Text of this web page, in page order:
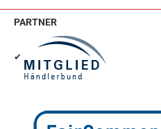
PARTNER
✔